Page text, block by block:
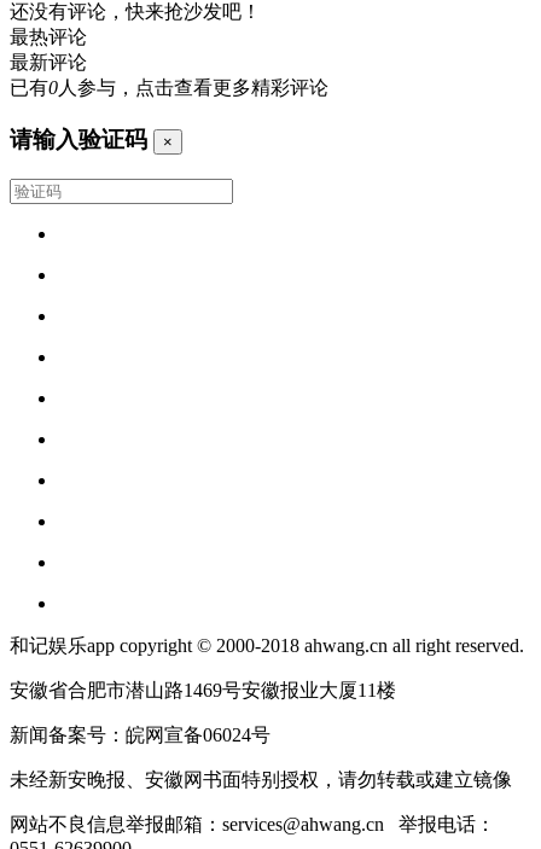
还没有评论，快来抢沙发吧！
最热评论
最新评论
已有0人参与，点击查看更多精彩评论
请输入验证码 ×
和记娱乐app copyright © 2000-2018 ahwang.cn all right reserved.
安徽省合肥市潜山路1469号安徽报业大厦11楼
新闻备案号：皖网宣备06024号
未经新安晚报、安徽网书面特别授权，请勿转载或建立镜像
网站不良信息举报邮箱： services@ahwang.cn 举报电话：